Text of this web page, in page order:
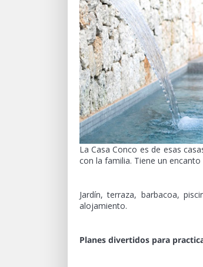
La Casa Conco es de esas
con la familia. Tiene un
Jardín, terraza, barbacoa,
alojamiento.
Planes divertidos para